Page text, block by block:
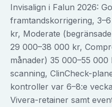
Invisalign i Falun 2026:
framtandskorrigering,
kr, Moderate
29 000–38 000 kr,
månader) 35 000–55
scanning, ClinCheck-
kontroller var 6–8:e
Vivera-retainer samt